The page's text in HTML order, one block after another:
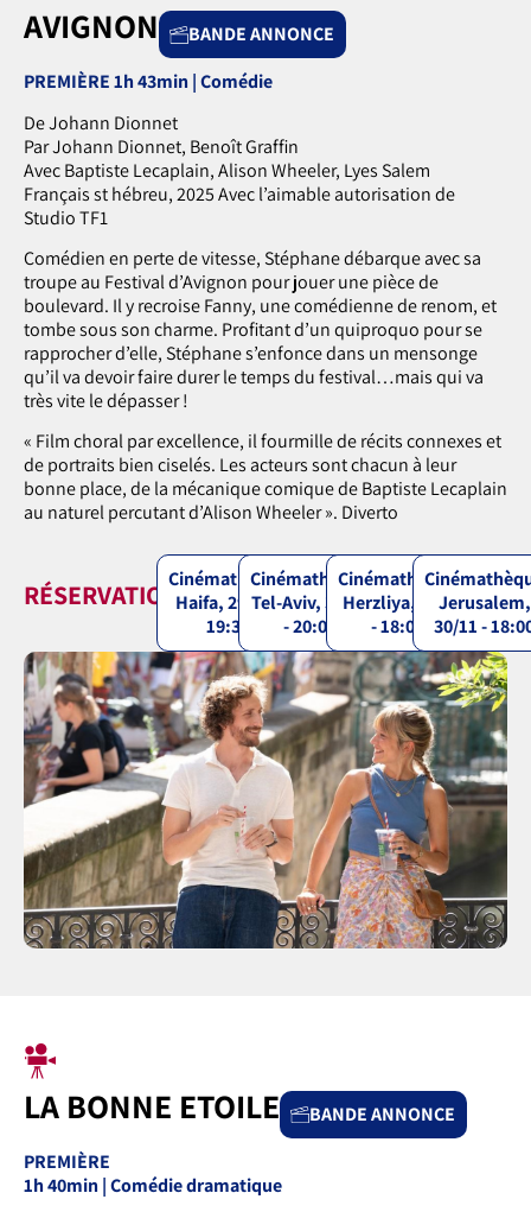
AVIGNON
BANDE ANNONCE
PREMIÈRE 1h 43min | Comédie
De Johann Dionnet
Par Johann Dionnet, Benoît Graffin
Avec Baptiste Lecaplain, Alison Wheeler, Lyes Salem
Français st hébreu, 2025 Avec l’aimable autorisation de
Studio TF1
Comédien en perte de vitesse, Stéphane débarque avec sa
troupe au Festival d’Avignon pour jouer une pièce de
boulevard. Il y recroise Fanny, une comédienne de renom, et
tombe sous son charme. Profitant d’un quiproquo pour se
rapprocher d’elle, Stéphane s’enfonce dans un mensonge
qu’il va devoir faire durer le temps du festival…mais qui va
très vite le dépasser !
« Film choral par excellence, il fourmille de récits connexes et
de portraits bien ciselés. Les acteurs sont chacun à leur
bonne place, de la mécanique comique de Baptiste Lecaplain
au naturel percutant d’Alison Wheeler ». Diverto
RÉSERVATIONSCinémathèque
Haifa, 29/11 -
19:30
Cinémathèque
Tel-Aviv, 30/11
- 20:00
Cinémathèque
Herzliya, 2/12
- 18:00
Jerusalem,
30/11 -
LA BONNE ETOILE
BANDE ANNONCE
PREMIÈRE
1h 40min | Comédie dramatique